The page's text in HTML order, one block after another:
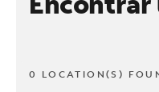
0 LOCATION(S)